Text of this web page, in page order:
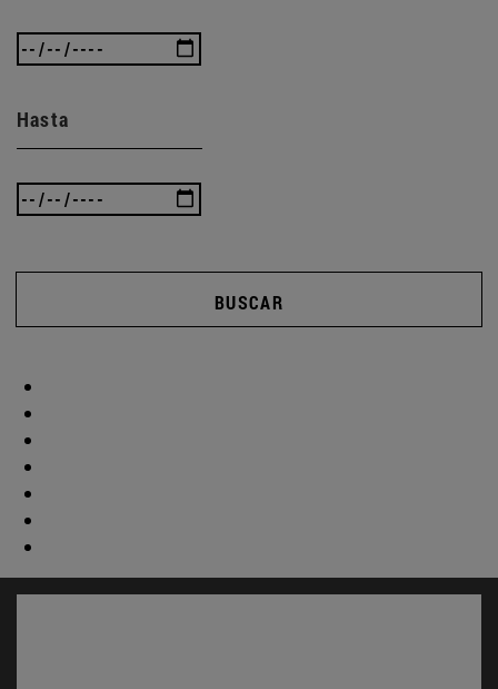
Hasta
BUSCAR